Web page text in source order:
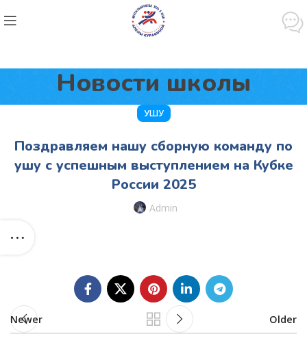
Новости школы
УШУ
Поздравляем нашу сборную команду по
ушу с успешным выступлением на Кубке
России 2025
Admin
Newer Older